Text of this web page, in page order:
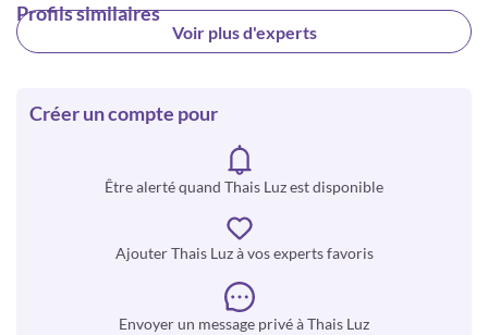
Profils similaires
Voir plus d'experts
Créer un compte pour
Être alerté quand Thais Luz est disponible
Ajouter Thais Luz à vos experts favoris
Envoyer un message privé à Thais Luz